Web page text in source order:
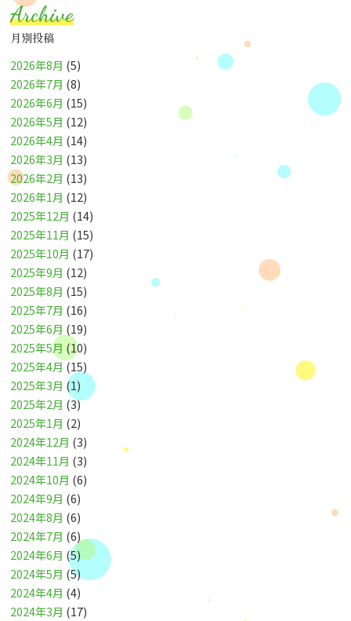
Archive
月別投稿
2026年8月 (5)
2026年7月 (8)
2026年6月 (15)
2026年5月 (12)
2026年4月 (14)
2026年3月 (13)
2026年2月 (13)
2026年1月 (12)
2025年12月 (14)
2025年11月 (15)
2025年10月 (17)
2025年9月 (12)
2025年8月 (15)
2025年7月 (16)
2025年6月 (19)
2025年5月 (10)
2025年4月 (15)
2025年3月 (1)
2025年2月 (3)
2025年1月 (2)
2024年12月 (3)
2024年11月 (3)
2024年10月 (6)
2024年9月 (6)
2024年8月 (6)
2024年7月 (6)
2024年6月 (5)
2024年5月 (5)
2024年4月 (4)
2024年3月 (17)